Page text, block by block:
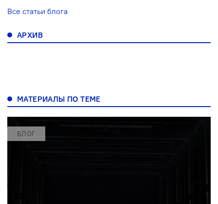
Все статьи блога
АРХИВ
МАТЕРИАЛЫ ПО ТЕМЕ
БЛОГ